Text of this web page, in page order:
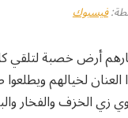
فيسبوك
أرض خصبة لتلقي
لخيالهم
الخزف والفخار